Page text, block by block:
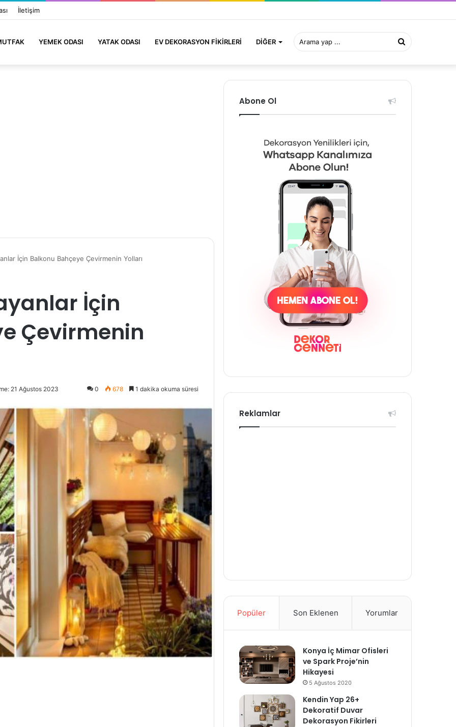
İletişim
YEMEK ODASI YATAK ODASI EV DEKORASYON FIKIRLERI DIĞER Arama
yap
İçin Balkonu Bahçeye Çevirmenin Yolları
İçin
Çevirmenin
21 Ağustos 2023 0 678 1 dakika okuma süresi
Abone Ol
Reklamlar
Popüler Son Eklenen Yorumlar
Konya İç Mimar Ofisleri
ve Spark Proje’nin
Hikayesi
5 Ağustos 2020
Kendin Yap 26+
Dekoratif Duvar
Dekorasyon Fikirleri